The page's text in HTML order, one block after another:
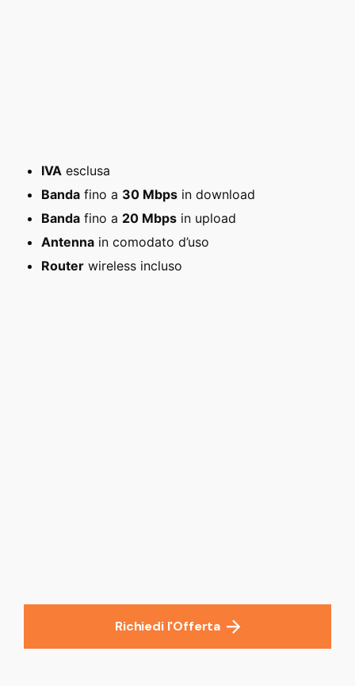
IVA esclusa
Banda fino a 30 Mbps in download
Banda fino a 20 Mbps in upload
Antenna in comodato d’uso
Router wireless incluso
Richiedi l'Offerta